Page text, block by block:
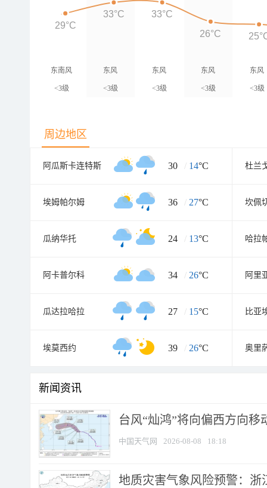
东南风
<3级
东风
<3级
东风
<3级
东风
<3级
东风
<3级
29°C
33°C 33°C
26°C
周边地区
阿瓜斯卡连特斯 30 / 14°C 杜兰
埃姆帕尔姆 36 / 27°C 坎佩
瓜纳华托 24 / 13°C 哈拉
阿卡普尔科 34 / 26°C 阿里
瓜达拉哈拉 27 / 15°C 比亚
埃莫西约 39 / 26°C 奥里
新闻资讯
台风“灿鸿”将向偏西方向移
中国天气网 2026-08-08 18:18
地质灾害气象风险预警：